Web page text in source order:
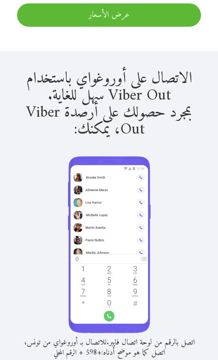
عرض الأسعار
الاتصال على أوروغواي باستخدام
Viber Out سهل للغاية.
بمجرد حصولك على أرصدة Viber
Out، يمكنك:
اتصل بالرقم من لوحة اتصال فايبر.للاتصال بـ أوروغواي من تونس،
اتصل كما هو موضح أدناه:+
598
+الرقم المحلي